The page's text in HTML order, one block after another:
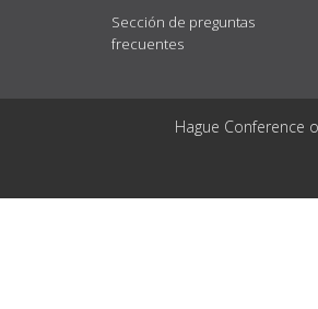
Sección de preguntas
frecuentes
Hague Conference